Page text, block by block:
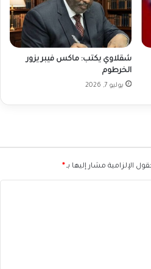
شقلاوي يكتب: ماكس فيبر يزور
الخرطوم
يوليو 7, 2026
الإلزامية مشار إليها بـ*